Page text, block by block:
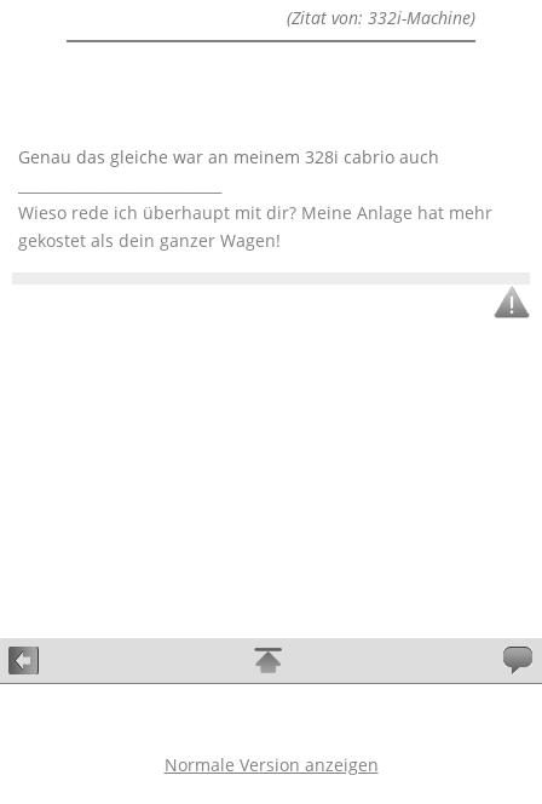
(Zitat von: 332i-Machine)
Genau das gleiche war an meinem 328i cabrio auch
Wieso rede ich überhaupt mit dir? Meine Anlage hat mehr
gekostet als dein ganzer Wagen!
Normale Version anzeigen